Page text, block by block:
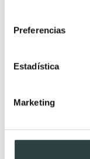
Preferencias
Estadística
Marketing